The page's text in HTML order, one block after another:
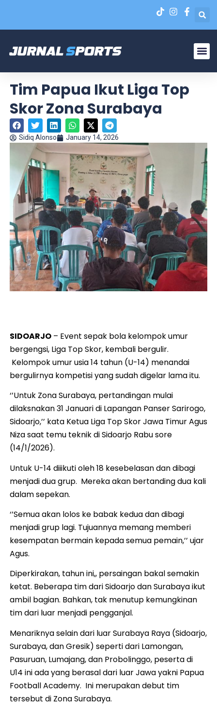
Tim Papua Ikut Liga Top
Skor Zona Surabaya
Sidiq Alonso January 14, 2026
SIDOARJO – Event sepak bola kelompok umur
bergengsi, Liga Top Skor, kembali bergulir.
Kelompok umur usia 14 tahun (U-14) menandai
bergulirnya kompetisi yang sudah digelar lama itu.
‘’Untuk Zona Surabaya, pertandingan mulai
dilaksnakan 31 Januari di Lapangan Panser Sarirogo,
Sidoarjo,’’ kata Ketua Liga Top Skor Jawa Timur Agus
Niza saat temu teknik di Sidoarjo Rabu sore
(14/1/2026).
Untuk U-14 diiikuti oleh 18 kesebelasan dan dibagi
menjadi dua grup. Mereka akan bertanding dua kali
dalam sepekan.
‘’Semua akan lolos ke babak kedua dan dibagi
menjadi grup lagi. Tujuannya memang memberi
kesempatan bermain kepada semua pemain,’’ ujar
Agus.
Diperkirakan, tahun ini,, persaingan bakal semakin
ketat. Beberapa tim dari Sidoarjo dan Surabaya ikut
ambil bagian. Bahkan, tak menutup kemungkinan
tim dari luar menjadi pengganjal.
Menariknya selain dari luar Surabaya Raya (Sidoarjo,
Surabaya, dan Gresik) seperti dari Lamongan,
Pasuruan, Lumajang, dan Probolinggo, peserta di
U14 ini ada yang berasal dari luar Jawa yakni Papua
Football Academy. Ini merupakan debut tim
tersebut di Zona Surabaya.